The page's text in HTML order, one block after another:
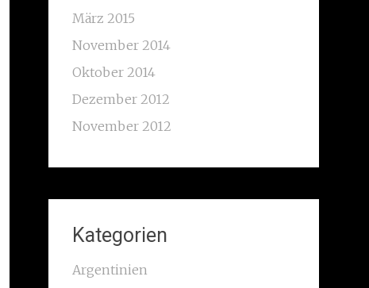
März 2015
November 2014
Oktober 2014
Dezember 2012
November 2012
Kategorien
Argentinien